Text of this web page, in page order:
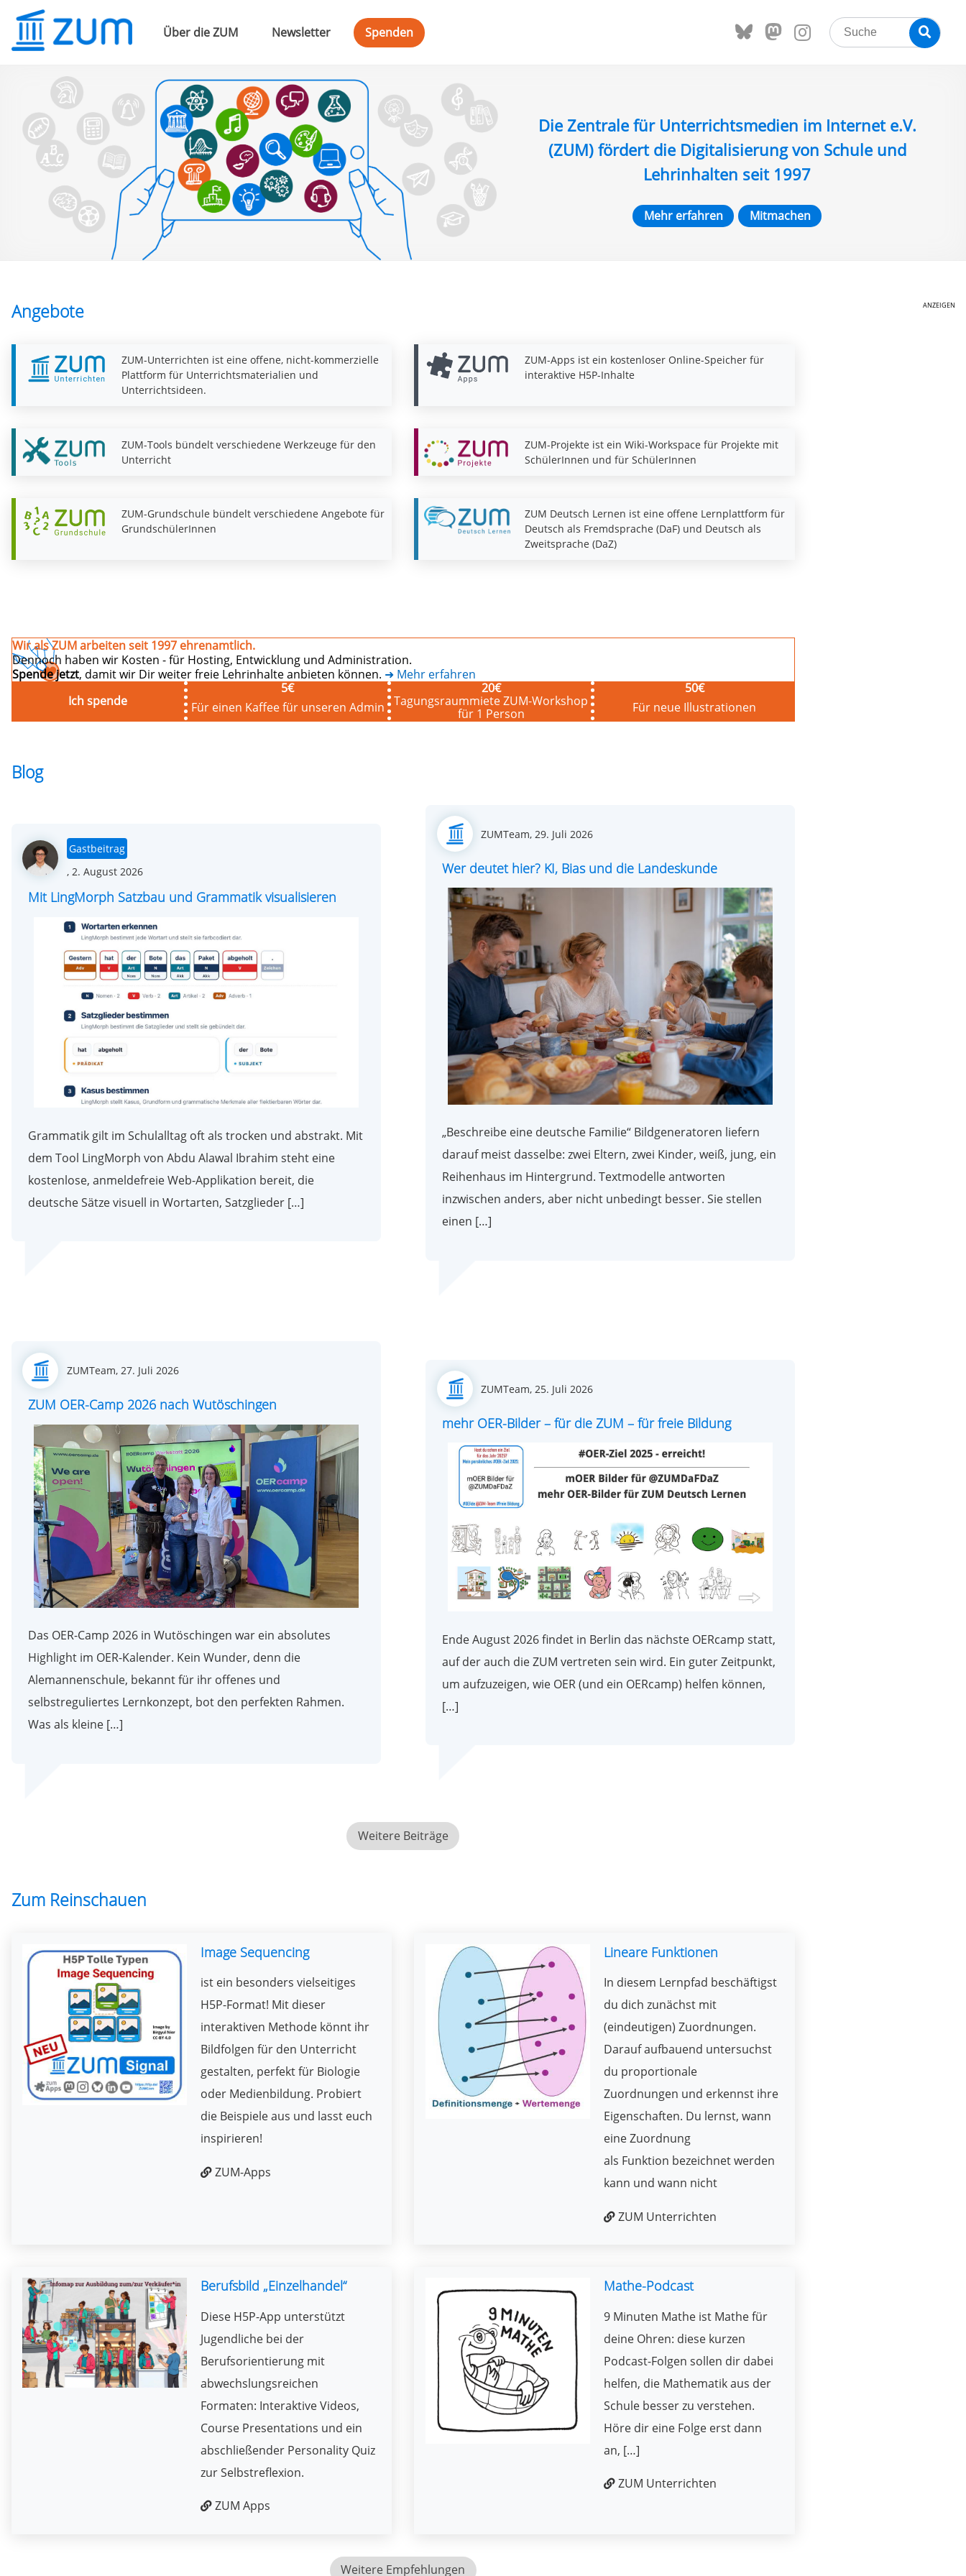
Über die ZUM Newsletter Spenden
Search
for:
Die Zentrale für Unterrichtsmedien im Internet e.V.
(ZUM) fördert die Digitalisierung von Schule und
Lehrinhalten seit 1997
Mehr erfahren Mitmachen
Angebote
ZUM-Unterrichten ist eine offene, nicht-kommerzielle
Plattform für Unterrichtsmaterialien und
Unterrichtsideen.
ZUM-Apps ist ein kostenloser Online-Speicher für
interaktive H5P-Inhalte
ZUM-Tools bündelt verschiedene Werkzeuge für den
Unterricht
ZUM-Projekte ist ein Wiki-Workspace für Projekte mit
SchülerInnen und für SchülerInnen
ZUM-Grundschule bündelt verschiedene Angebote für
GrundschülerInnen
ZUM Deutsch Lernen ist eine offene Lernplattform für
Deutsch als Fremdsprache (DaF) und Deutsch als
Zweitsprache (DaZ)
Wir als ZUM arbeiten seit 1997 ehrenamtlich.
Dennoch haben wir Kosten - für Hosting, Entwicklung und Administration.
Spende jetzt, damit wir Dir weiter freie Lehrinhalte anbieten können. ➜ Mehr erfahren
Ich spende
5€
Für einen Kaffee für unseren Admin
20€
Tagungsraummiete ZUM-Workshop
für 1 Person
50€
Für neue Illustrationen
Blog
Gastbeitrag
, Posted
on
2. August 2026
Mit LingMorph Satzbau und Grammatik visualisieren
Grammatik gilt im Schulalltag oft als trocken und abstrakt. Mit
dem Tool LingMorph von Abdu Alawal Ibrahim steht eine
kostenlose, anmeldefreie Web-Applikation bereit, die
deutsche Sätze visuell in Wortarten, Satzglieder […]
ZUMTeam, Posted
29. Juli 2026
Wer deutet hier? KI, Bias und die Landeskunde
„Beschreibe eine deutsche Familie“ Bildgeneratoren liefern
darauf meist dasselbe: zwei Eltern, zwei Kinder, weiß, jung, ein
Reihenhaus im Hintergrund. Textmodelle antworten
inzwischen anders, aber nicht unbedingt besser. Sie stellen
einen […]
ZUMTeam, Posted
27. Juli 2026
ZUM OER-Camp 2026 nach Wutöschingen
Das OER-Camp 2026 in Wutöschingen war ein absolutes
Highlight im OER-Kalender. Kein Wunder, denn die
Alemannenschule, bekannt für ihr offenes und
selbstreguliertes Lernkonzept, bot den perfekten Rahmen.
Was als kleine […]
ZUMTeam, Posted
25. Juli 2026
mehr OER-Bilder – für die ZUM – für freie Bildung
Ende August 2026 findet in Berlin das nächste OERcamp statt,
auf der auch die ZUM vertreten sein wird. Ein guter Zeitpunkt,
um aufzuzeigen, wie OER (und ein OERcamp) helfen können,
[…]
Weitere Beiträge
Zum Reinschauen
Image Sequencing
ist ein besonders vielseitiges
H5P-Format! Mit dieser
interaktiven Methode könnt ihr
Bildfolgen für den Unterricht
gestalten, perfekt für Biologie
oder Medienbildung. Probiert
die Beispiele aus und lasst euch
inspirieren!
ZUM-Apps
Lineare Funktionen
In diesem Lernpfad beschäftigst
du dich zunächst mit
(eindeutigen) Zuordnungen.
Darauf aufbauend untersuchst
du proportionale
Zuordnungen und erkennst ihre
Eigenschaften. Du lernst, wann
eine Zuordnung
als Funktion bezeichnet werden
kann und wann nicht
ZUM Unterrichten
Berufsbild „Einzelhandel“
Diese H5P-App unterstützt
Jugendliche bei der
Berufsorientierung mit
abwechslungsreichen
Formaten: Interaktive Videos,
Course Presentations und ein
abschließender Personality Quiz
zur Selbstreflexion.
ZUM Apps
Mathe-Podcast
9 Minuten Mathe ist Mathe für
deine Ohren: diese kurzen
Podcast-Folgen sollen dir dabei
helfen, die Mathematik aus der
Schule besser zu verstehen.
Höre dir eine Folge erst dann
an, […]
ZUM Unterrichten
Weitere Empfehlungen
ANZEIGEN